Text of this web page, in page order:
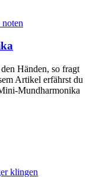
Händen, so fragt
Artikel erfährst du
Mundharmonika